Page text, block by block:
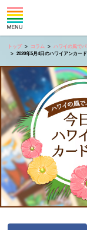
トップ コラム
ハワイの風で
2020年5月4日のハワイアンカー